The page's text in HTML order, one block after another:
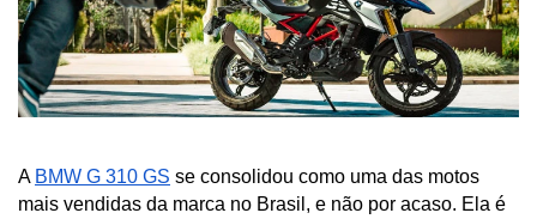
A BMW G 310 GS se consolidou como uma das motos
mais vendidas da marca no Brasil, e não por acaso. Ela é